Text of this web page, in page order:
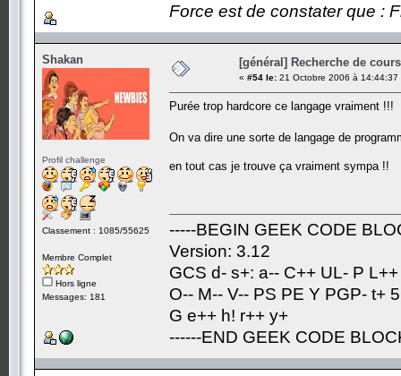
Force est de constater que :
Shakan
Profil challenge
Classement : 1085/55625
Membre Complet
Hors ligne
Messages: 181
[général] Recherche de
« #54 le: 21 Octobre 2006 à 14:44:37
Purée trop hardcore ce langage vraiment !!!
On va dire une sorte de langage de
en tout cas je trouve ça vraiment sympa !!
-----BEGIN GEEK CODE
Version: 3.12
GCS d- s+: a-- C++ UL- P
O-- M-- V-- PS PE Y PGP- t+
G e++ h! r++ y+
------END GEEK CODE